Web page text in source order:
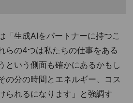
「生成AIをパートナーに持つこ
らの4つは私たちの仕事をある
という側面も確かにあるかもし
の分の時間とエネルギー、コス
られるになります」と強調す